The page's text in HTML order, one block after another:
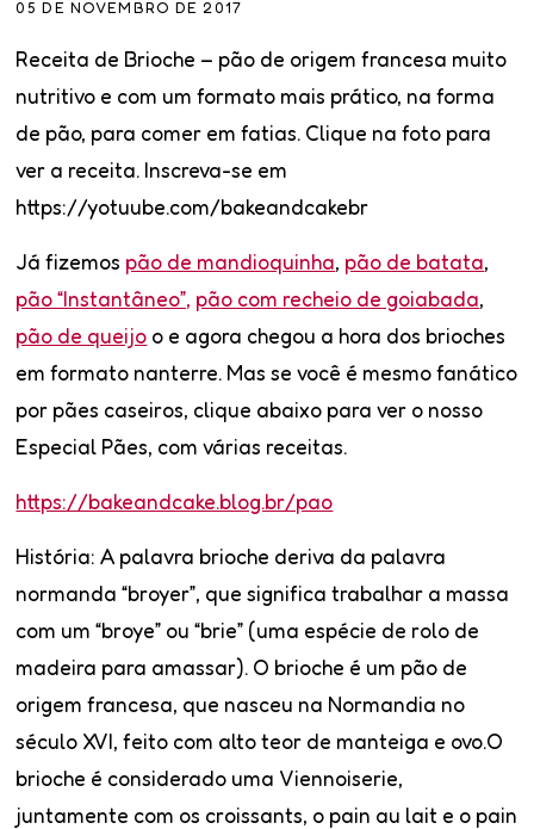
05 DE NOVEMBRO DE 2017
Receita de Brioche – pão de origem francesa muito
nutritivo e com um formato mais prático, na forma
de pão, para comer em fatias. Clique na foto para
ver a receita. Inscreva-se em
https://yotuube.com/bakeandcakebr
Já fizemos pão de mandioquinha, pão de batata,
pão “Instantâneo”, pão com recheio de goiabada,
pão de queijo o e agora chegou a hora dos brioches
em formato nanterre. Mas se você é mesmo fanático
por pães caseiros, clique abaixo para ver o nosso
Especial Pães, com várias receitas.
https://bakeandcake.blog.br/pao
História:A palavra brioche deriva da palavra
normanda “broyer”, que significa trabalhar a massa
com um “broye” ou “brie” (uma espécie de rolo de
madeira para amassar). O brioche é um pão de
origem francesa, que nasceu na Normandia no
século XVI, feito com alto teor de manteiga e ovo.O
brioche é considerado uma Viennoiserie,
juntamente com os croissants, o pain au lait e o pain